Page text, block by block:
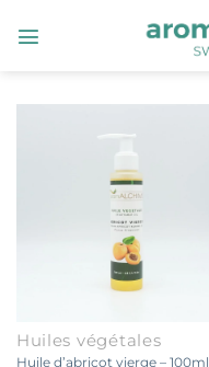
Huiles végétales
Huile d’abricot vierge – 100ml